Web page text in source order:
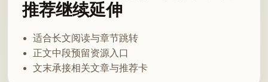
推荐继续延伸
适合长文阅读与章节跳转
正文中段预留资源入口
文末承接相关文章与推荐卡